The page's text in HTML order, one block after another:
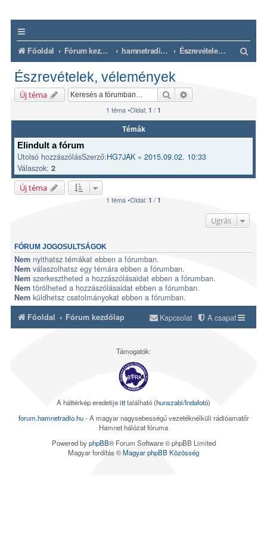
Főoldal Fórum kezdőlap hamnetradio.hu Észrevételek, vélemények
Észrevételek, vélemények
Új téma Keresés
1 téma •Oldal: 1 / 1
Témák
Elindult a fórum
Utolsó hozzászólásSzerző:HG7JAK «2015.09.02. 10:33
Válaszok:2
Új téma
1 téma •Oldal: 1 / 1
Ugrás
FÓRUM JOGOSULTSÁGOK
Nem nyithatsz témákat ebben a fórumban.
Nem válaszolhatsz egy témára ebben a fórumban.
Nem szerkesztheted a hozzászólásaidat ebben a fórumban.
Nem törölheted a hozzászólásaidat ebben a fórumban.
Nem küldhetsz csatolmányokat ebben a fórumban.
Főoldal Fórum kezdőlap A csapat
Kapcsolat
Támogatók:
A háttérkép eredetijeitttalálható (hunszabi/Indafotó)
forum.hamnetradio.hu- A magyar nagysebességű vezetéknélküli rádióamatőr
Hamnet hálózat fóruma
Powered byphpBB® Forum Software © phpBB Limited
Magyar fordítás ©Magyar phpBB Közösség